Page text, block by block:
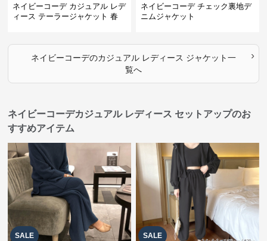
ネイビーコーデ カジュアル レデ
ィース テーラージャケット 春
ネイビーコーデ チェック裏地デ
ニムジャケット
ネイビーコーデのカジュアル レディース ジャケット一
覧へ
›
ネイビーコーデカジュアル レディース セットアップのお
すすめアイテム
SALE SALE